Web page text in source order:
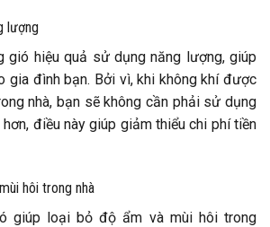
lượng
gió hiệu quả sử dụng năng lượng, giúp
gia đình bạn. Bởi vì, khi không khí được
nhà, bạn sẽ không cần phải sử dụng
điều này giúp giảm thiểu chi phí tiền
hôi trong nhà
giúp loại bỏ độ ẩm và mùi hôi trong